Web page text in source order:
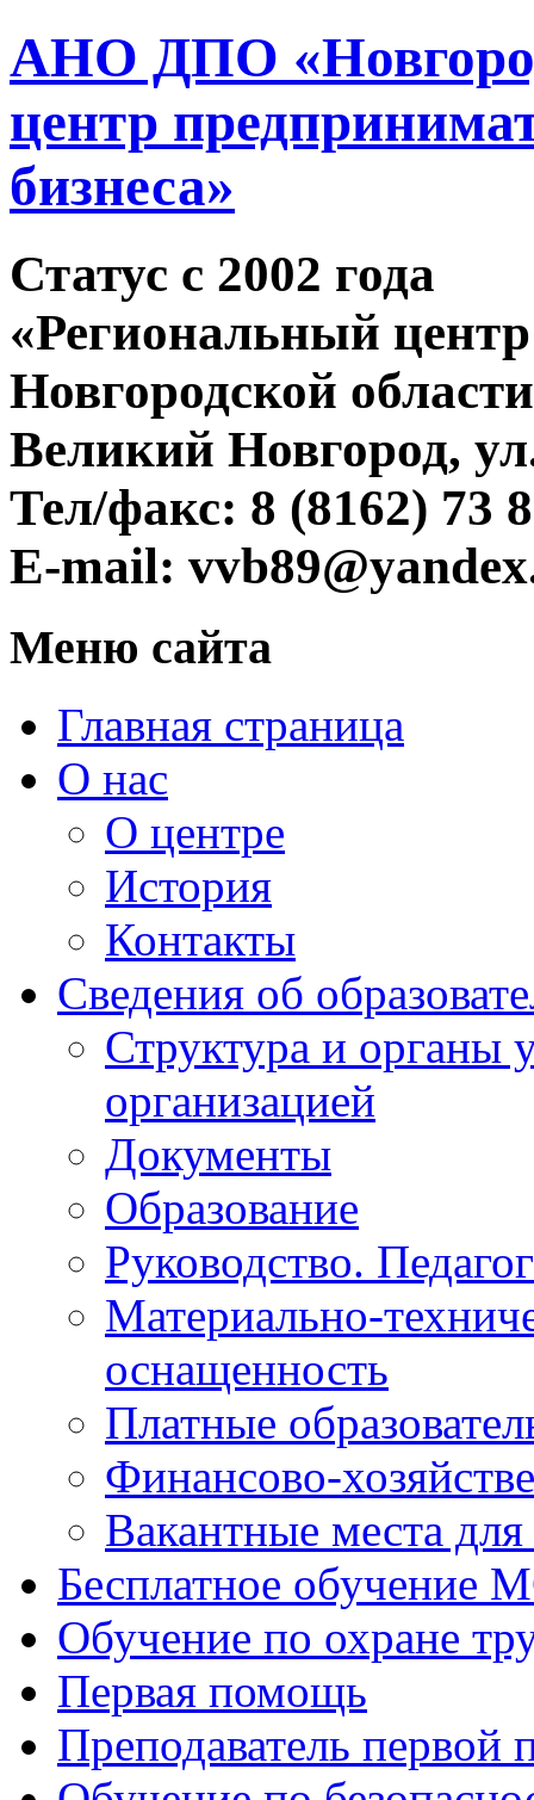
АНО ДПО
центр
бизнеса»
Статус c 2002 года
«Региональный
Новгородской
Великий Новгород,
Тел/факс: 8 (8162) 73
E-mail:
Меню сайта
Главная страница
О нас
О центре
История
Контакты
Сведения об
Структура и органы
организацией
Документы
Образование
Руководство.
Материально-
оснащенность
Платные
Финансово-
Вакантные места
Бесплатное обучение
Обучение по охране
Первая помощь
Преподаватель